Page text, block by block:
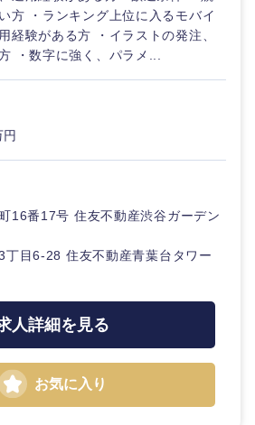
方 ・ランキング上位に入るモバイ
経験がある方 ・イラストの発注、
・数字に強く、パラメ...
16番17号 住友不動産渋谷ガーデン
丁目6-28 住友不動産青葉台タワー
人詳細を見る
お気に入り